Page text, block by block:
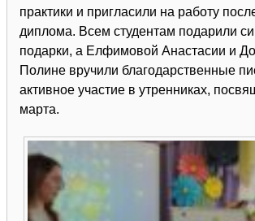
практики и пригласили на работу
диплома. Всем студентам подарили
подарки, а Елфимовой Анастасии и
Полине вручили благодарственные
активное участие в утренниках,
марта.